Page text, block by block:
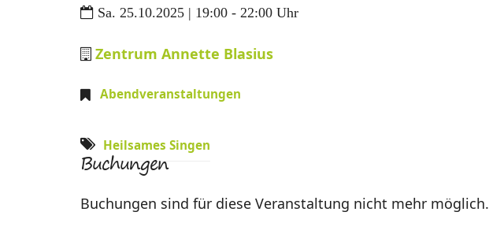
Sa. 25.10.2025 | 19:00 - 22:00 Uhr
Zentrum Annette Blasius
Abendveranstaltungen
Heilsames Singen
Buchungen
Buchungen sind für diese Veranstaltung nicht mehr möglich.